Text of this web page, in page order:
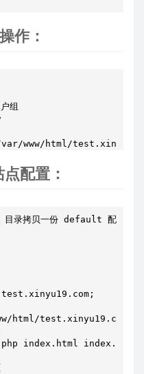
作：
组
var/www/html/
配置：
拷贝一份 default 配置文件
html/test.xinyu19.com;
index.html index.htm